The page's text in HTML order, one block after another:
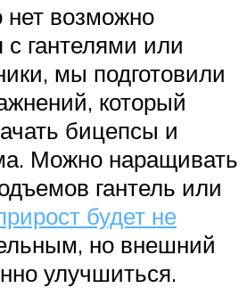
нет возможно
с гантелями или
мы подготовили
который
бицепсы и
Можно наращивать
гантель или
будет не
но внешний
улучшиться.